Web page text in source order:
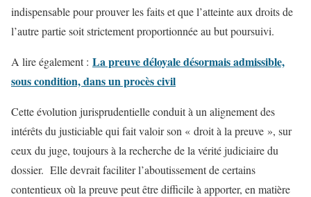
indispensable pour prouver les faits et que l’atteinte aux droits de
l’autre partie soit strictement proportionnée au but poursuivi.
A lire également : La preuve déloyale désormais admissible,
sous condition, dans un procès civil
Cette évolution jurisprudentielle conduit à un alignement des
intérêts du justiciable qui fait valoir son « droit à la preuve », sur
ceux du juge, toujours à la recherche de la vérité judiciaire du
dossier. Elle devrait faciliter l’aboutissement de certains
contentieux où la preuve peut être difficile à apporter, en matière